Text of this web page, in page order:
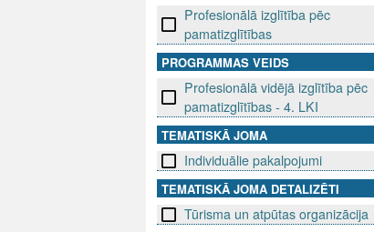
D
L
V
Profesionālā izglītība pēc
pamatizglītības
PROGRAMMAS VEIDS
Profesionālā vidējā izglītība pēc
pamatizglītības - 4. LKI
TEMATISKĀ JOMA
Individuālie pakalpojumi
TEMATISKĀ JOMA DETALIZĒTI
Tūrisma un atpūtas organizācija